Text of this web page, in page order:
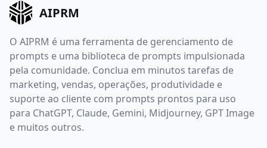
AIPRM
O AIPRM é uma ferramenta de gerenciamento de
prompts e uma biblioteca de prompts impulsionada
pela comunidade. Conclua em minutos tarefas de
marketing, vendas, operações, produtividade e
suporte ao cliente com prompts prontos para uso
para ChatGPT, Claude, Gemini, Midjourney, GPT Image
e muitos outros.